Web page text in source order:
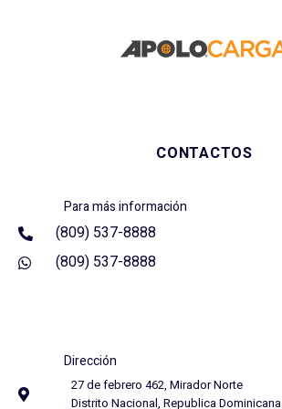
CONTACTOS
Para más información
(809) 537-8888
(809) 537-8888
Dirección
27 de febrero 462, Mirador Norte
Distrito Nacional, Republica Dominicana